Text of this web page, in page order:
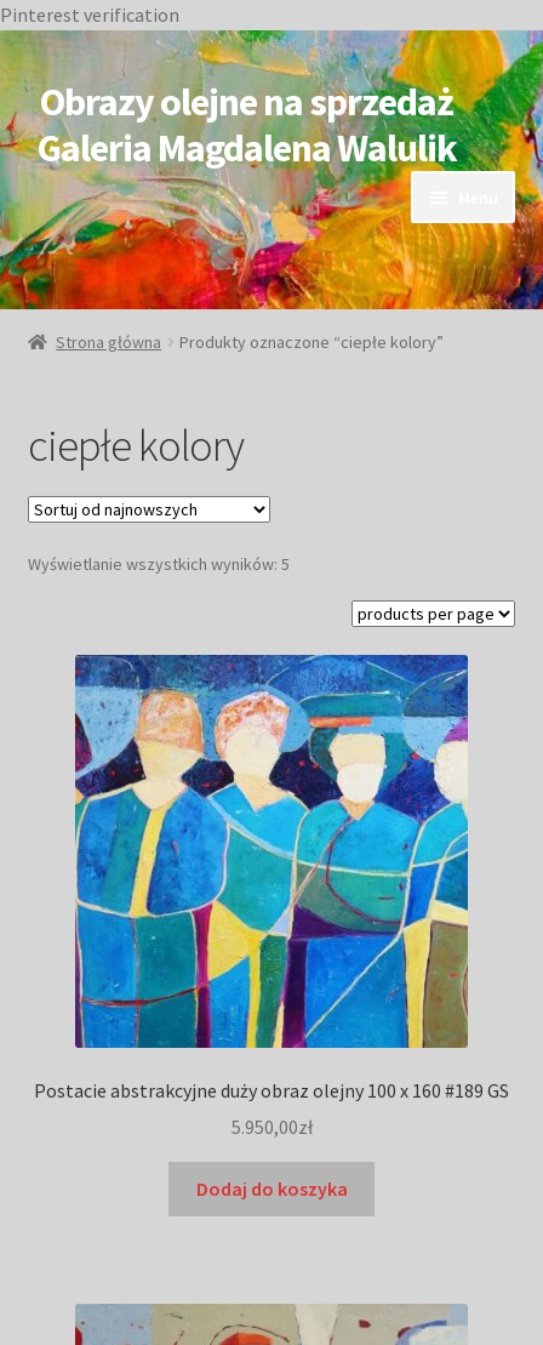
Pinterest verification
do
nawigacji
do
treści
Obrazy olejne na sprzedaż
Galeria Magdalena Walulik
OBRAZY DOSTĘPNE
Małe obrazy
Postacie
Kwiaty
Obrazy abstrakcyjne
Tarot
Wabi sabi
Aukcja
O mnie
Rozwiń
menu
potomne
GalleryStore
Strona główna Produkty oznaczone “ciepłe kolory”
ciepłe kolory
Wyświetlanie wszystkich wyników: 5Posortowane
najnowszych
Postacie abstrakcyjne duży obraz olejny 100 x 160 #189 GS
5.950,00zł
Dodaj do koszyka